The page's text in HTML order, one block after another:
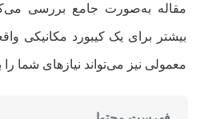
مقاله به‌صورت جامع بررسی
بیشتر برای یک کیبورد مکانیکی
معمولی نیز می‌تواند نیازهای شما